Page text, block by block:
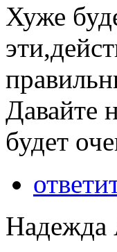
Хуже
Давайте
будет
Надежда